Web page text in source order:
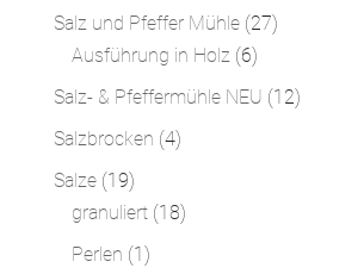
Produkte
Salz und Pfeffer Mühle 2727
Ausführung in Holz 66
Produkte
Salz- & Pfeffermühle NEU 1212
Salzbrocken 44
Salze 1919
Produkte
granuliert 1818
Perlen 11